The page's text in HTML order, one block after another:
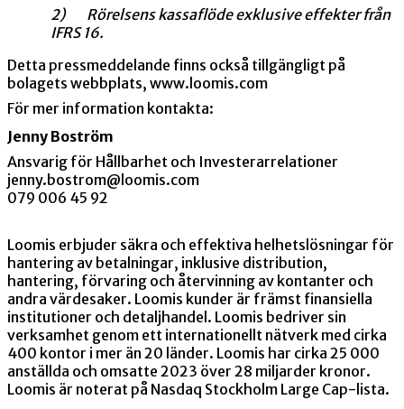
2)
Rörelsens kassaflöde exklusive effekter från
IFRS 16.
Detta pressmeddelande finns också tillgängligt på
bolagets webbplats, www.loomis.com
För mer information kontakta:
Jenny Boström
Ansvarig för Hållbarhet och Investerarrelationer
jenny.bostrom@loomis.com
079 006 45 92
Loomis erbjuder säkra och effektiva helhetslösningar för
hantering av betalningar, inklusive distribution,
hantering, förvaring och återvinning av kontanter och
andra värdesaker. Loomis kunder är främst finansiella
institutioner och detaljhandel. Loomis bedriver sin
verksamhet genom ett internationellt nätverk med cirka
400 kontor i mer än 20 länder. Loomis har cirka 25 000
anställda och omsatte 2023 över 28 miljarder kronor.
Loomis är noterat på Nasdaq Stockholm Large Cap-lista.